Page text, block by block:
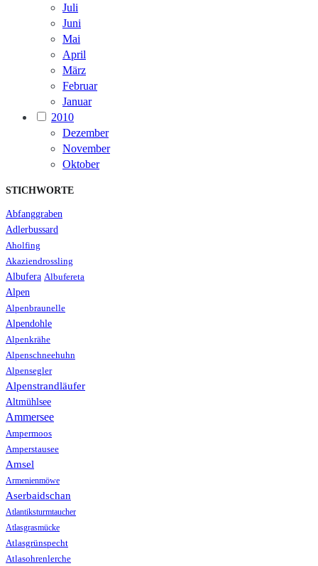
Juli
Juni
Mai
April
März
Februar
Januar
2010
Dezember
November
Oktober
STICHWORTE
Abfanggraben
Adlerbussard
Aholfing
Akaziendrossling
Albufera Albufereta
Alpen
Alpenbraunelle
Alpendohle
Alpenkrähe
Alpenschneehuhn
Alpensegler
Alpenstrandläufer
Altmühlsee
Ammersee
Ampermoos
Amperstausee
Amsel
Armenienmöwe
Aserbaidschan
Atlantiksturmtaucher
Atlasgrasmücke
Atlasgrünspecht
Atlasohrenlerche